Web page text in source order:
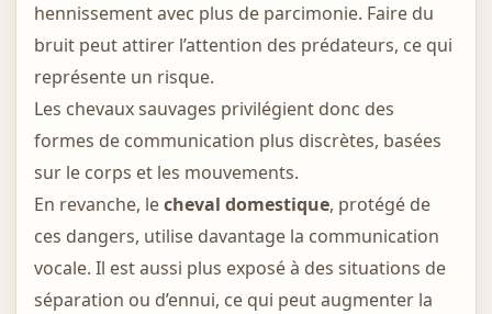
hennissement avec plus de parcimonie. Faire du
bruit peut attirer l’attention des prédateurs, ce qui
représente un risque.
Les chevaux sauvages privilégient donc des
formes de communication plus discrètes, basées
sur le corps et les mouvements.
En revanche, lecheval domestique, protégé de
ces dangers, utilise davantage la communication
vocale. Il est aussi plus exposé à des situations de
séparation ou d’ennui, ce qui peut augmenter la